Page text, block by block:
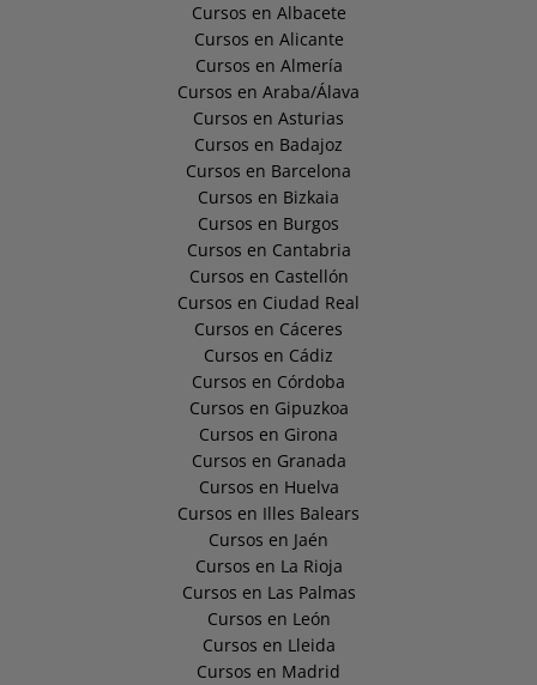
Cursos en Albacete
Cursos en Alicante
Cursos en Almería
Cursos en Araba/Álava
Cursos en Asturias
Cursos en Badajoz
Cursos en Barcelona
Cursos en Bizkaia
Cursos en Burgos
Cursos en Cantabria
Cursos en Castellón
Cursos en Ciudad Real
Cursos en Cáceres
Cursos en Cádiz
Cursos en Córdoba
Cursos en Gipuzkoa
Cursos en Girona
Cursos en Granada
Cursos en Huelva
Cursos en Illes Balears
Cursos en Jaén
Cursos en La Rioja
Cursos en Las Palmas
Cursos en León
Cursos en Lleida
Cursos en Madrid